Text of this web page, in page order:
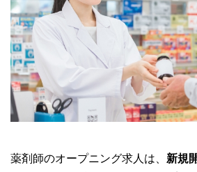
薬剤師のオープニング求人は、 新規